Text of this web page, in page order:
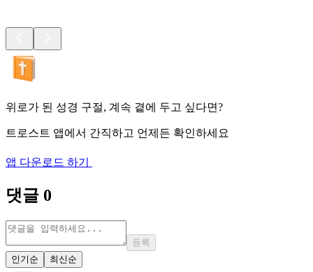
위로가 된 성경 구절, 계속 곁에 두고 싶다면?
트로스트 앱에서 간직하고 언제든 확인하세요
앱 다운로드 하기
댓글 0
등록
인기순
최신순